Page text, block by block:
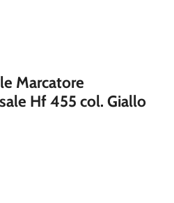
Marcatore
Hf 455 col. Giallo